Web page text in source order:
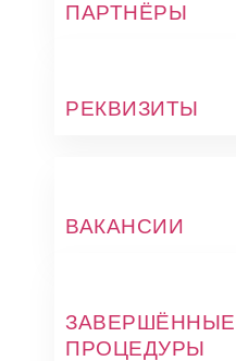
ПАРТНЁРЫ
РЕКВИЗИТЫ
ВАКАНСИИ
ЗАВЕРШЁННЫЕ
ПРОЦЕДУРЫ